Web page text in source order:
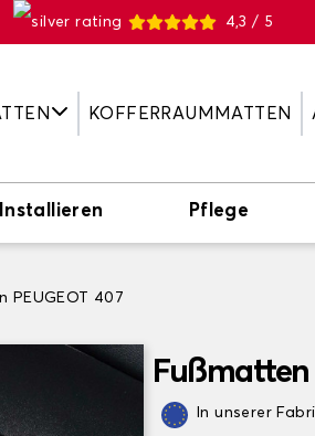
4,3 / 5
KOFFERRAUMMATTEN
Installieren Pflege
PEUGEOT 407
Fußmatten
In unserer